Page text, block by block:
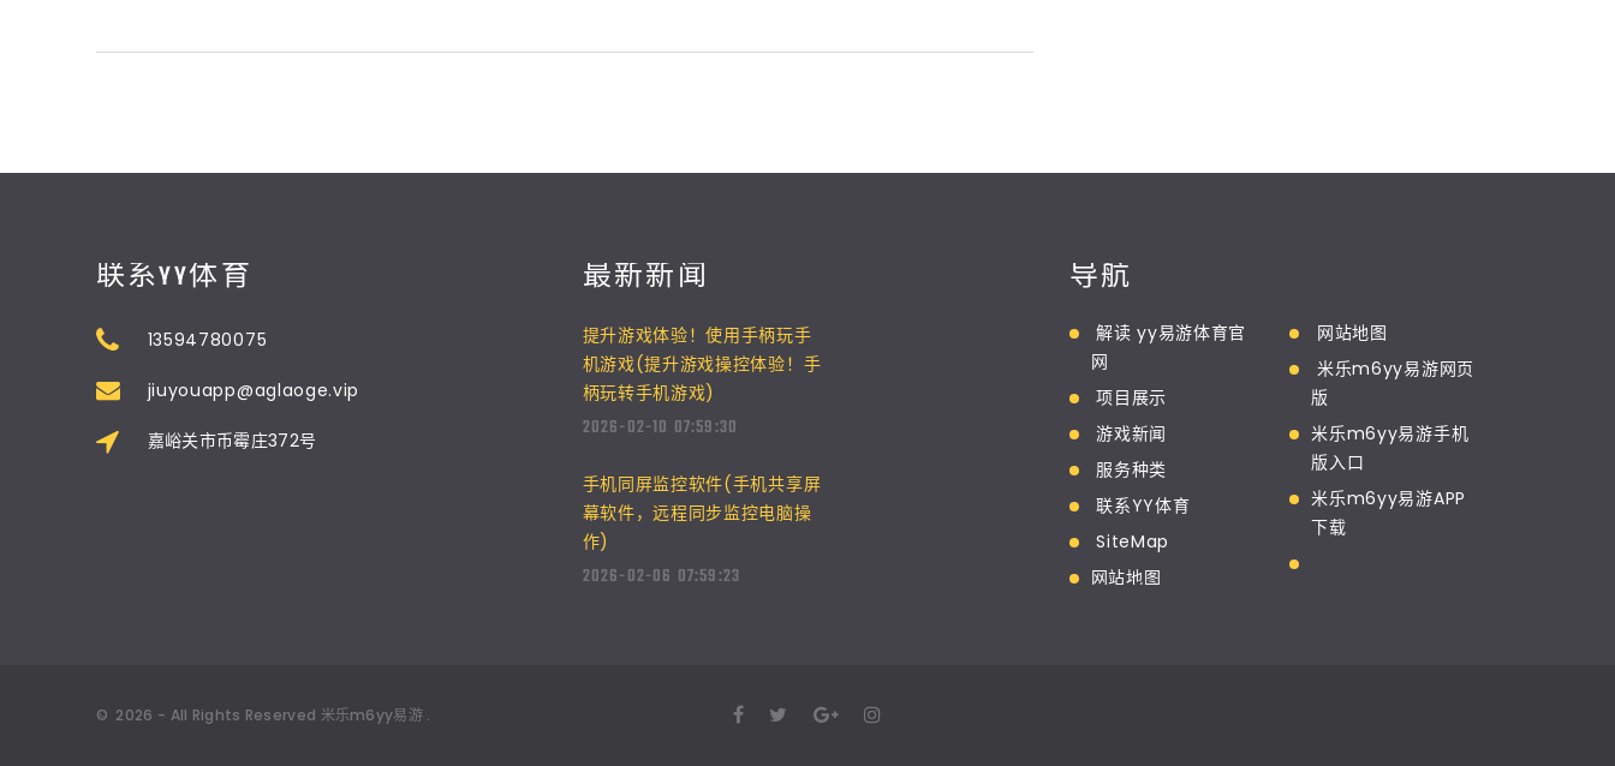
联系YY体育
13594780075
jiuyouapp@aglaoge.vip
嘉峪关市币霉庄372号
最新新闻
提升游戏体验！使用手柄玩手
机游戏(提升游戏操控体验！手
柄玩转手机游戏)
2026-02-10 07:59:30
手机同屏监控软件(手机共享屏
幕软件，远程同步监控电脑操
作)
2026-02-06 07:59:23
导航
解读 yy易游体育官
网
项目展示
游戏新闻
服务种类
联系YY体育
SiteMap
网站地图
网站地图
米乐m6yy易游网页
版
米乐m6yy易游手机
版入口
米乐m6yy易游APP
下载
© 2026 - All Rights Reserved 米乐m6yy易游.